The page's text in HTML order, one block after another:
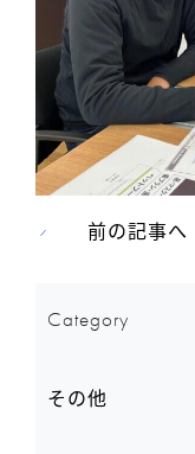
前の記事へ
Category
その他